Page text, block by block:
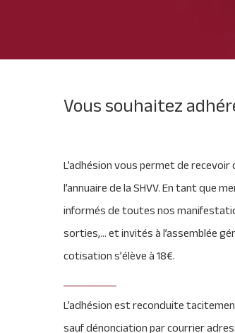
Vous souhaitez
L’adhésion vous permet de recevoir
l’annuaire de la SHVV. En tant que
informés de toutes nos
sorties,… et invités à l’assemblée
cotisation s’élève à 18€.
L’adhésion est reconduite
sauf dénonciation par courrier